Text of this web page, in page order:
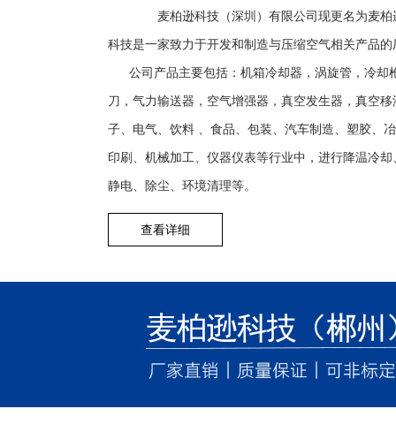
麦柏逊科技（深圳）有限公司现更名为麦柏逊
科技是一家致力于开发和制造与压缩空气相关产品的
公司产品主要包括：机箱冷却器，涡旋管，冷却
刀，气力输送器，空气增强器，真空发生器，真空
子、电气、饮料 、食品、包装、汽车制造、塑胶、
印刷、机械加工、仪器仪表等行业中，进行降温冷
静电、除尘、环境清理等。
查看详细